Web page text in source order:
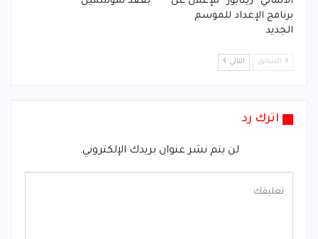
برنامج الإعداد للموسم
الجديد
السابق التالي
اترك رد
لن يتم نشر عنوان بريدك الإلكتروني.